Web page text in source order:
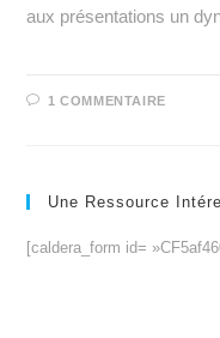
aux présentations un
1 COMMENTAIRE
Une Ressource
[caldera_form id=